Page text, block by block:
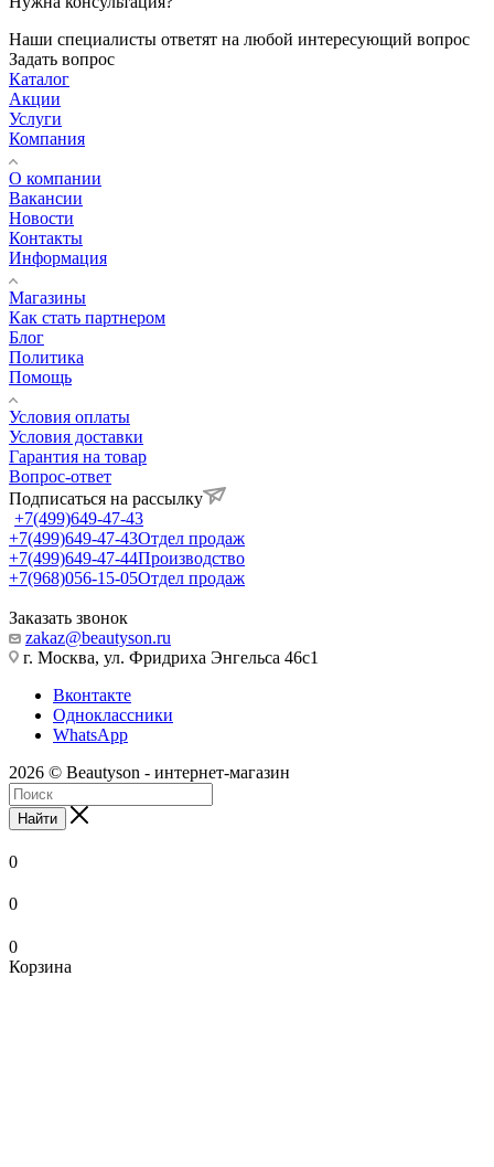
Наши специалисты ответят на любой интересующий вопрос
Задать вопрос
Каталог
Акции
Услуги
Компания
О компании
Вакансии
Новости
Контакты
Информация
Магазины
Как стать партнером
Блог
Политика
Помощь
Условия оплаты
Условия доставки
Гарантия на товар
Вопрос-ответ
Подписаться на рассылку
+7(499)649-47-43
+7(499)649-47-43Отдел продаж
+7(499)649-47-44Производство
+7(968)056-15-05Отдел продаж
Заказать звонок
zakaz@beautyson.ru
г. Москва, ул. Фридриха Энгельса 46с1
Вконтакте
Одноклассники
WhatsApp
2026 © Beautyson - интернет-магазин
Найти
0
0
0
Корзина